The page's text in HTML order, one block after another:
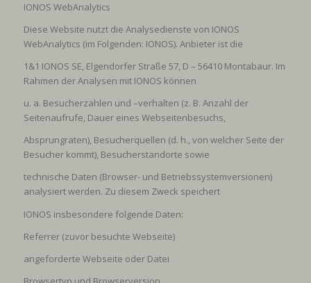
IONOS WebAnalytics
Diese Website nutzt die Analysedienste von IONOS
WebAnalytics (im Folgenden: IONOS). Anbieter ist die
1&1 IONOS SE, Elgendorfer Straße 57, D – 56410 Montabaur. Im
Rahmen der Analysen mit IONOS können
u. a. Besucherzahlen und –verhalten (z. B. Anzahl der
Seitenaufrufe, Dauer eines Webseitenbesuchs,
Absprungraten), Besucherquellen (d. h., von welcher Seite der
Besucher kommt), Besucherstandorte sowie
technische Daten (Browser- und Betriebssystemversionen)
analysiert werden. Zu diesem Zweck speichert
IONOS insbesondere folgende Daten:
Referrer (zuvor besuchte Webseite)
angeforderte Webseite oder Datei